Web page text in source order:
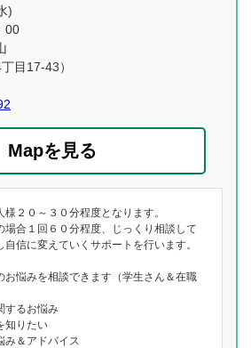
)
00
目17-43）
Mapを見る
２０～３０分程度となります。
場合１回６０分程度、じっくり相談して
信に変えていくサポートを行います。
お悩みを相談できます（学生さん＆在職
するお悩み
知りたい
＆アドバイス